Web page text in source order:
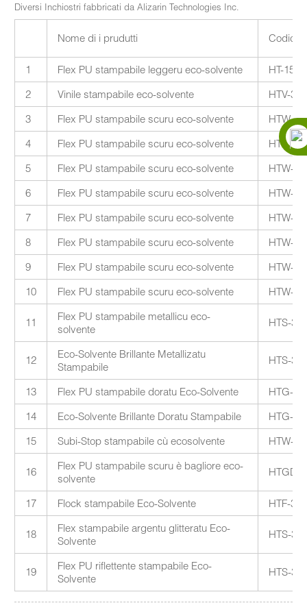
Diversi Inchiostri fabbricati da Alizarin Technologies Inc.
Nome di i prudutti Codice
1 Flex PU stampabile leggeru eco-solvente
HT-150S
2
Vinile stampabile eco-solvente
HTV-
3
Flex PU stampabile scuru eco-solvente
HTW-
4
Flex PU stampabile scuru eco-solvente
HTW-
5
Flex PU stampabile scuru eco-solvente
HTW-
6
Flex PU stampabile scuru eco-solvente
HTW-
7
Flex PU stampabile scuru eco-solvente
HTW-
8
Flex PU stampabile scuru eco-solvente
HTW-
9
Flex PU stampabile scuru eco-solvente
HTW-
10
Flex PU stampabile scuru eco-solvente HTW-
11
Flex PU stampabile metallicu eco-
solvente
HTS-
12
Eco-Solvente Brillante Metallizatu
Stampabile
HTS-
13 Flex PU stampabile doratu Eco-Solvente
HTG-
14
Eco-Solvente Brillante Doratu Stampabile
HTG-
15
Subi-Stop stampabile cù ecosolvente HTW-
16
Flex PU stampabile scuru è bagliore eco-
solvente
HTGD-
17 Flock stampabile Eco-Solvente HTF-
18
Flex stampabile argentu glitteratu Eco-
Solvente
HTS-
19
Flex PU riflettente stampabile Eco-
Solvente
HTS-